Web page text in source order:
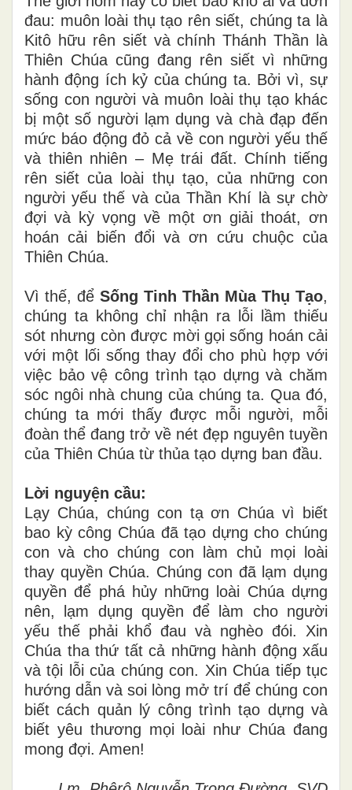
đau: muôn loài thụ tạo rên siết, chúng ta là
Kitô hữu rên siết và chính Thánh Thần là
Thiên Chúa cũng đang rên siết vì những
hành động ích kỷ của chúng ta. Bởi vì, sự
sống con người và muôn loài thụ tạo khác
bị một số người lạm dụng và chà đạp đến
mức báo động đỏ cả về con người yếu thế
và thiên nhiên – Mẹ trái đất. Chính tiếng
rên siết của loài thụ tạo, của những con
người yếu thế và của Thần Khí là sự chờ
đợi và kỳ vọng về một ơn giải thoát, ơn
hoán cải biến đổi và ơn cứu chuộc của
Thiên Chúa.
Vì thế, để Sống Tinh Thần Mùa Thụ Tạo,
chúng ta không chỉ nhận ra lỗi lầm thiếu
sót nhưng còn được mời gọi sống hoán cải
với một lối sống thay đổi cho phù hợp với
việc bảo vệ công trình tạo dựng và chăm
sóc ngôi nhà chung của chúng ta. Qua đó,
chúng ta mới thấy được mỗi người, mỗi
đoàn thể đang trở về nét đẹp nguyên tuyền
của Thiên Chúa từ thủa tạo dựng ban đầu.
Lời nguyện cầu:
Lạy Chúa, chúng con tạ ơn Chúa vì biết
bao kỳ công Chúa đã tạo dựng cho chúng
con và cho chúng con làm chủ mọi loài
thay quyền Chúa. Chúng con đã lạm dụng
quyền để phá hủy những loài Chúa dựng
nên, lạm dụng quyền để làm cho người
yếu thế phải khổ đau và nghèo đói. Xin
Chúa tha thứ tất cả những hành động xấu
và tội lỗi của chúng con. Xin Chúa tiếp tục
hướng dẫn và soi lòng mở trí để chúng con
biết cách quản lý công trình tạo dựng và
biết yêu thương mọi loài như Chúa đang
mong đợi. Amen!